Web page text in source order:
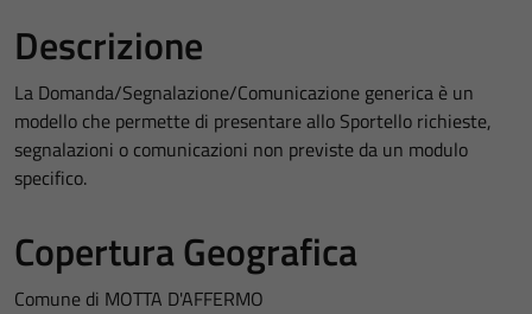
Descrizione
La Domanda/Segnalazione/Comunicazione generica è un
modello che permette di presentare allo Sportello richieste,
segnalazioni o comunicazioni non previste da un modulo
specifico.
Copertura Geografica
Comune di MOTTA D'AFFERMO